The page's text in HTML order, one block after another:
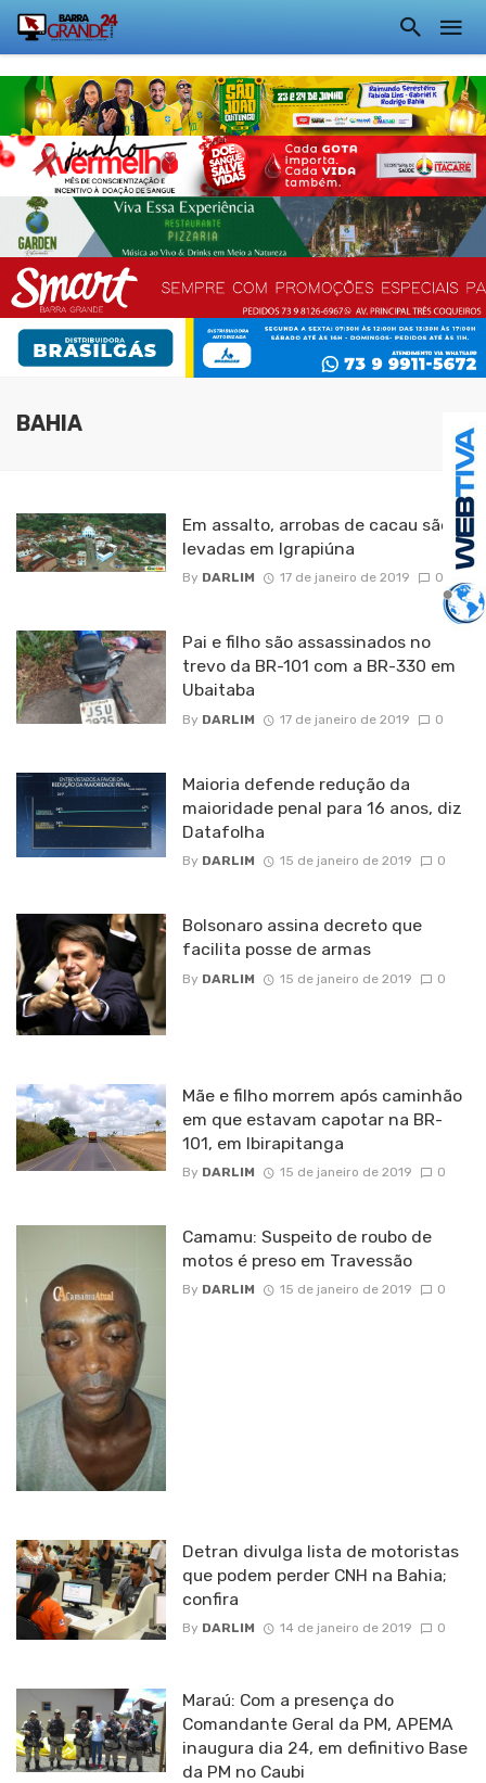
BAHIA
Em assalto, arrobas de cacau são
levadas em Igrapiúna
By DARLIM 17 de janeiro de 2019 0
Pai e filho são assassinados no
trevo da BR-101 com a BR-330 em
Ubaitaba
By DARLIM 17 de janeiro de 2019 0
Maioria defende redução da
maioridade penal para 16 anos, diz
Datafolha
By DARLIM 15 de janeiro de 2019 0
Bolsonaro assina decreto que
facilita posse de armas
By DARLIM 15 de janeiro de 2019 0
Mãe e filho morrem após caminhão
em que estavam capotar na BR-
101, em Ibirapitanga
By DARLIM 15 de janeiro de 2019 0
Camamu: Suspeito de roubo de
motos é preso em Travessão
By DARLIM 15 de janeiro de 2019 0
Detran divulga lista de motoristas
que podem perder CNH na Bahia;
confira
By DARLIM 14 de janeiro de 2019 0
Maraú: Com a presença do
Comandante Geral da PM, APEMA
inaugura dia 24, em definitivo Base
da PM no Caubi